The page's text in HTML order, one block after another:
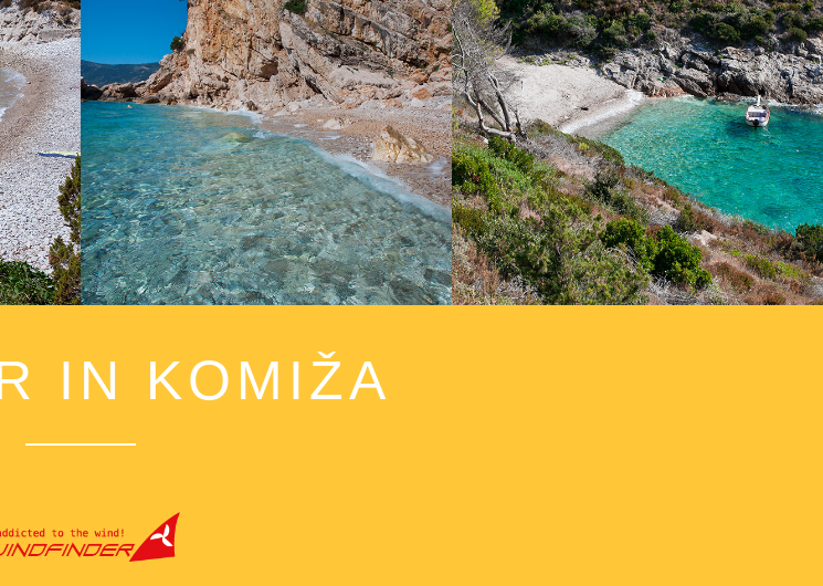
Nähe
durch
mit
eines
5
Der Strand Kupinovac ist 5 Minuten mit
unseren schnellen Taxi-Boot von Komiža
entfernt. Kupinovac ist ein wunderschöner
Strand mit einer unglaublichen Klarheit des
Meeres. Auch die berühmte Schauspielerin
Greta Garbo liebte diesen Strand. An diesem
Strand kommt die Sonne um 15.00 Uhr
aufgrund eines großen Hügels und das
Tageslicht dauert, bis die Sonne im Meer
versinkt. Dieser Strand ist ideal als Erfrischung
an heißen Sommertagen.
Der Strand Žukamice ist nur 10 Minuten mit
unserem schnellen Taxiboot entfernt. Das ist
ein kleinerer Strand ideal für Familien, um das
klare Wasser zu genießen.
IN KOMIŽA